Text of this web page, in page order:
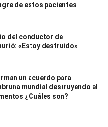
de estos pacientes
del conductor de
«Estoy destruido»
un acuerdo para
mundial destruyendo el
¿Cuáles son?